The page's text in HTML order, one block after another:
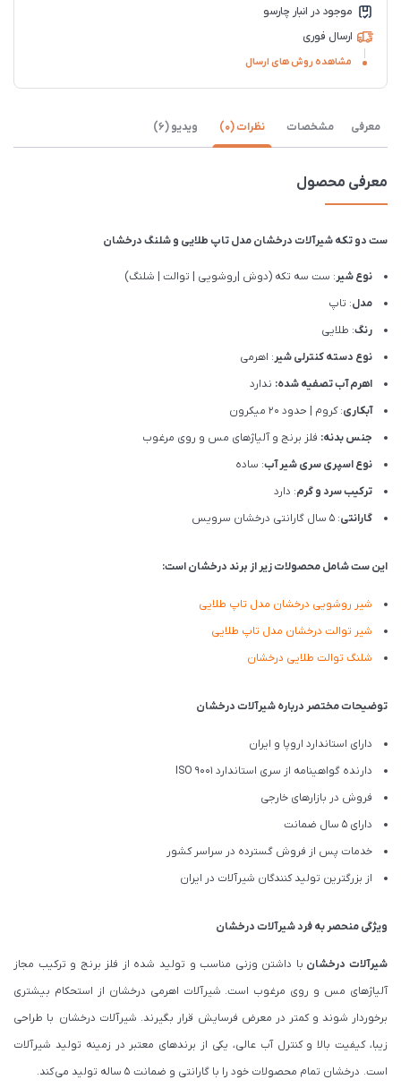
موجود در انبار چارسو
ارسال فوری
مشاهده روش های ارسال
معرفی مشخصات نظرات (0) ویدیو (6)
معرفی محصول
ست دو تکه شیرآلات درخشان مدل تاپ طلایی و شلنگ درخشان
نوع شیر: ست سه تکه (دوش |روشویی | توالت | شلنگ)
مدل: تاپ
رنگ: طلایی
نوع دسته کنترلی شیر: اهرمی
اهرم آب تصفیه شده: ندارد
آبکاری: کروم | حدود 20 میکرون
جنس بدنه: فلز برنج و آلیاژهای مس و روی مرغوب
نوع اسپری سری شیر آب: ساده
ترکیب سرد و گرم: دارد
گارانتی: 5 سال گارانتی درخشان سرویس
این ست شامل محصولات زیر از برند درخشان است:
شیر روشویی درخشان مدل تاپ طلایی
شیر توالت درخشان مدل تاپ طلایی
شلنگ توالت طلایی درخشان
توضیحات مختصر درباره شیرآلات درخشان
دارای استاندارد اروپا و ایران
دارنده گواهینامه از سری استاندارد ISO 9001
فروش در بازارهای خارجی
دارای 5 سال ضمانت
خدمات پس از فروش گسترده در سراسر کشور
از بزرگترین تولید کنندگان شیرآلات در ایران
ویژگی منحصر به فرد شیرآلات درخشان
شیرآلات درخشان با داشتن وزنی مناسب و تولید شده از فلز برنج و ترکیب مجاز
آلیاژهای مس و روی مرغوب است. شیرآلات اهرمی درخشان از استحکام بیشتری
برخوردار شوند و کمتر در معرض فرسایش قرار بگیرند. شیرآلات درخشان با طراحی
زیبا، کیفیت بالا و کنترل آب عالی، یکی از برندهای معتبر در زمینه تولید شیرآلات
است. درخشان تمام محصولات خود را با گارانتی و ضمانت 5 ساله تولید می کند.